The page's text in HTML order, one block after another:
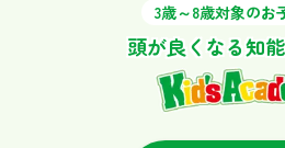
3歳～8歳対象のお
頭が良くなる知